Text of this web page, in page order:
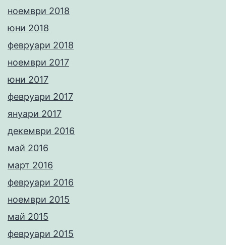
ноември 2018
юни 2018
февруари 2018
ноември 2017
юни 2017
февруари 2017
януари 2017
декември 2016
май 2016
март 2016
февруари 2016
ноември 2015
май 2015
февруари 2015